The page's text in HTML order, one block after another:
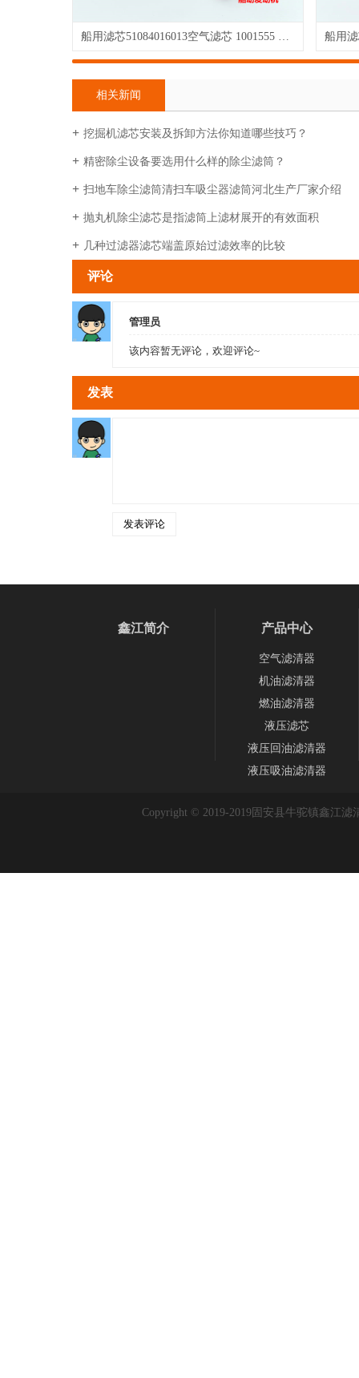
相关新闻
挖掘机滤芯安装及拆卸方法你知道哪些技巧？
精密除尘设备要选用什么样的除尘滤筒？
扫地车除尘滤筒清扫车吸尘器滤筒河北生产厂家介绍
抛丸机除尘滤芯是指滤筒上滤材展开的有效面积
几种过滤器滤芯端盖原始过滤效率的比较
评论
管理员
该内容暂无评论，欢迎评论~
发表
鑫江简介 产品中心
空气滤清器
机油滤清器
燃油滤清器
液压滤芯
液压回油滤清器
液压吸油滤清器
Copyright © 2019-2019 固安县牛驼镇鑫江滤